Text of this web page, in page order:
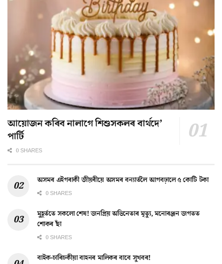
আয়োজন কৰিব নালাগে শিশুসকলৰ বাৰ্থদে’
পাৰ্টি
0 SHARES
অসমৰ এইগৰাকী জীয়ৰীয়ে অসমৰ বন্যাৰ্তলৈ আগবঢ়ালে ৫ কোটি টকা
0 SHARES
মুহূৰ্ততে সকলো শেষ! জনপ্ৰিয় অভিনেতাৰ মৃত্যু, মনোৰঞ্জন জগতত
শোকৰ ছাঁ
0 SHARES
বাইক-চাৰিচকীয়া বাহনৰ মালিকৰ বাবে সুখবৰ!